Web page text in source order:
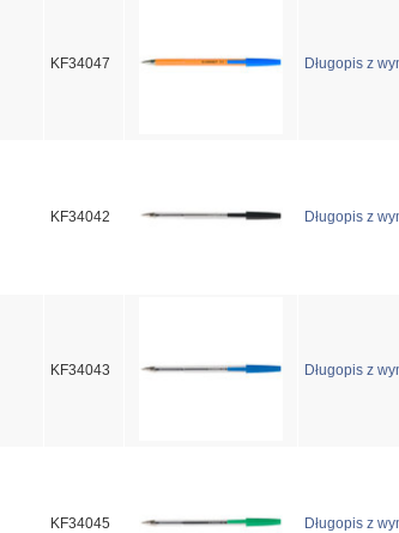
KF34047 Długopis z
KF34042 Długopis z
KF34043 Długopis z
KF34045 Długopis z